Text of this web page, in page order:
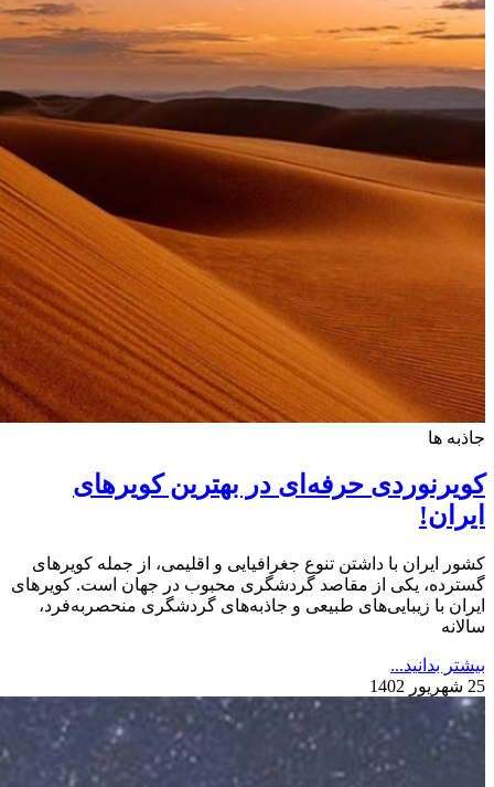
جاذبه ها
کویرنوردی حرفه‌ای در بهترین کویرهای
ایران!
کشور ایران با داشتن تنوع جغرافیایی و اقلیمی، از جمله کویرهای
گسترده، یکی از مقاصد گردشگری محبوب در جهان است. کویرهای
ایران با زیبایی‌های طبیعی و جاذبه‌های گردشگری منحصربه‌فرد،
سالانه
بیشتر بدانید...
25 شهریور 1402